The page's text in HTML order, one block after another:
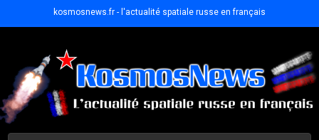
kosmosnews.fr - l'actualité spatiale russe en français